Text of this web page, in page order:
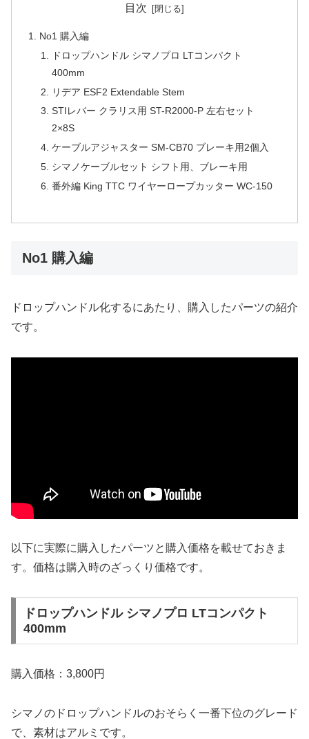
目次
No1 購入編
ドロップハンドル シマノプロ LTコンパクト
400mm
リデア ESF2 Extendable Stem
STIレバー クラリス用 ST-R2000-P 左右セット
2×8S
ケーブルアジャスター SM-CB70 ブレーキ用2個入
シマノケーブルセット シフト用、ブレーキ用
番外編 King TTC ワイヤーロープカッター WC-150
No1 購入編
ドロップハンドル化するにあたり、購入したパーツの紹介
です。
以下に実際に購入したパーツと購入価格を載せておきま
す。価格は購入時のざっくり価格です。
ドロップハンドル シマノプロ LTコンパクト
400mm
購入価格：3,800円
シマノのドロップハンドルのおそらく一番下位のグレード
で、素材はアルミです。